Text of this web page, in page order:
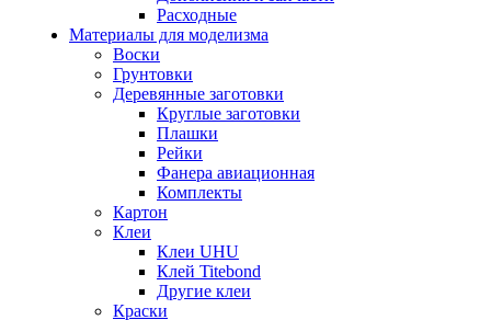
Расходные
Материалы для моделизма
Воски
Грунтовки
Деревянные заготовки
Круглые заготовки
Плашки
Рейки
Фанера авиационная
Комплекты
Картон
Клеи
Клеи UHU
Клей Titebond
Другие клеи
Краски